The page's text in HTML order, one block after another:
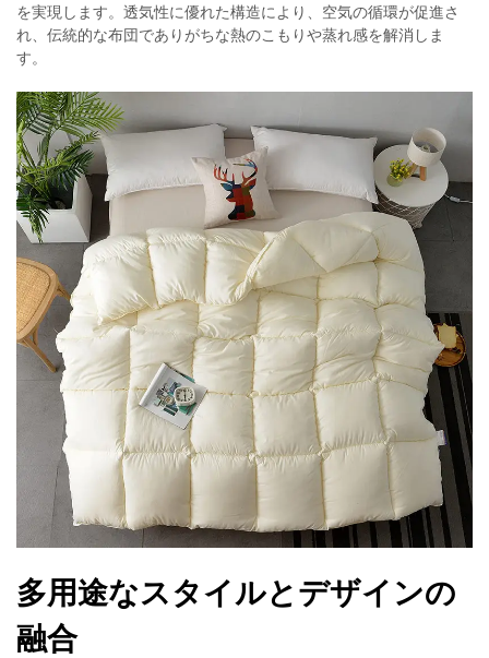
を実現します。透気性に優れた構造により、空気の循環が促進さ
れ、伝統的な布団でありがちな熱のこもりや蒸れ感を解消しま
す。
多用途なスタイルとデザインの
融合